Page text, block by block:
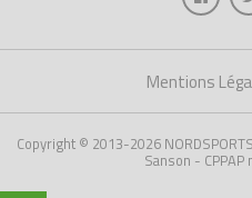
Mentions
Copyright © 2013-2026
Sanson -